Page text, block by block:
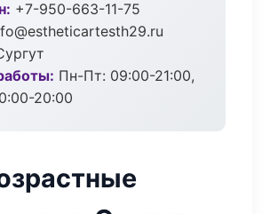
+7-950-663-11-75
Пн-Пт: 09:00-21:00,
20:00